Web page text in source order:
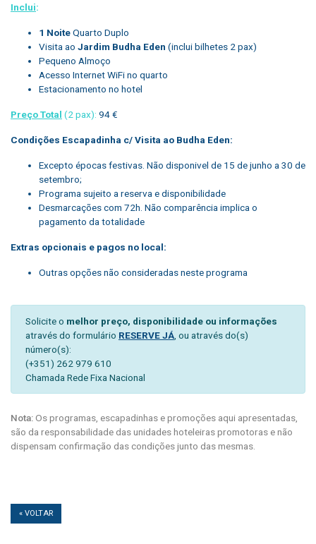
Inclui:
1 NoiteQuarto Duplo
Visita ao Jardim Budha Eden (inclui bilhetes 2 pax)
Pequeno Almoço
Acesso Internet WiFi no quarto
Estacionamento no hotel
Preço Total (2 pax): 94 €
Condições Escapadinha c/ Visita ao Budha Eden:
Excepto épocas festivas. Não disponivel de 15 de junho a 30 de
setembro;
Programa sujeito a reserva e disponibilidade
Desmarcações com 72h. Não comparência implica o
pagamento da totalidade
Extras opcionais e pagos no local:
Outras opções não consideradas neste programa
Solicite o melhor preço, disponibilidade ou informações
através do formulário RESERVE JÁ , ou através do(s)
número(s):
(+351) 262 979 610
Chamada Rede Fixa Nacional
Nota:Os programas, escapadinhas e promoções aqui apresentadas,
são da responsabilidade das unidades hoteleiras promotoras e não
dispensam confirmação das condições junto das mesmas.
« VOLTAR